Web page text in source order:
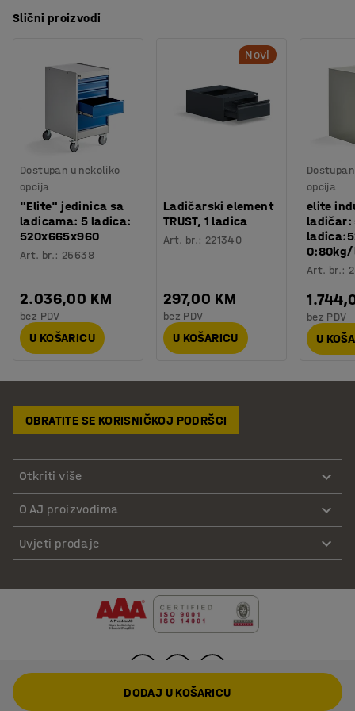
Slični proizvodi
Dostupan u nekoliko
opcija
"Elite" jedinica sa
ladicama: 5 ladica:
520x665x960
Art. br.: 25638
2.036,00 KM
bez PDV
U KOŠARICU
Novi
Ladičarski element
TRUST, 1 ladica
Art. br.: 221340
297,00 KM
bez PDV
U KOŠARICU
opcija
elite
ladičar:
Art. br.:
bez PDV
U
OBRATITE SE KORISNIČKOJ PODRŠCI
Otkriti više
O AJ proizvodima
Uvjeti prodaje
DODAJ U KOŠARICU